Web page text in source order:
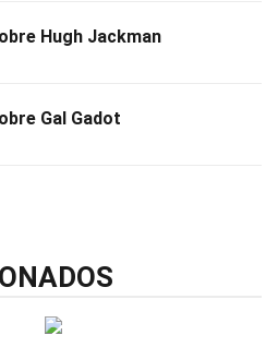
Hugh Jackman
Gal Gadot